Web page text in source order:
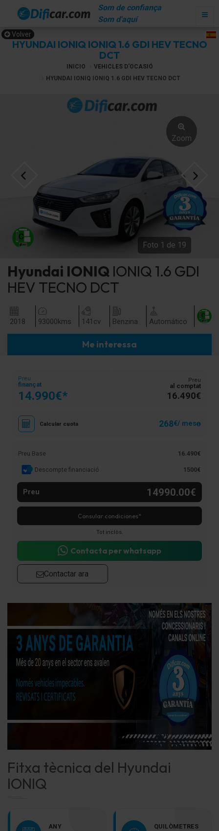
Som de confiança
Som d'aquí
HYUNDAI IONIQ IONIQ 1.6 GDI HEV TECNO
DCT
Volver
INICIO
VEHICLES D'OCASIÓ
HYUNDAI IONIQ IONIQ 1.6 GDI HEV TECNO DCT
Zoom
Foto 1 de 19
Hyundai IONIQ IONIQ 1.6 GDI
HEV TECNO DCT
2018 93000kms 141 cv Benzina Automático
Me interessa
Fitxa tècnica del Hyundai
IONIQ
ANY QUILÒMETRES
Preu
finançat
14.990€*
Preu
al comptat
16.490€
Calcular cuota 268€/ mes
Preu Base 16.490€
Descompte financiació 1500€
Preu 14990.00€
Consular condiciones*
Tot inclòs.
Contacta per whatsapp
Contactar ara